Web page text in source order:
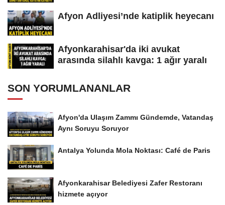
Afyon Adliyesi’nde katiplik heyecanı
Afyonkarahisar'da iki avukat
arasında silahlı kavga: 1 ağır yaralı
SON YORUMLANANLAR
Afyon'da Ulaşım Zammı Gündemde, Vatandaş
Aynı Soruyu Soruyor
Antalya Yolunda Mola Noktası: Café de Paris
Afyonkarahisar Belediyesi Zafer Restoranı
hizmete açıyor